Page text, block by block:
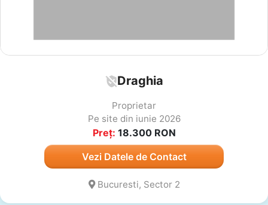
Draghia
Proprietar
Pe site din iunie 2026
Preț: 18.300 RON
Vezi Datele de Contact
Bucuresti, Sector 2